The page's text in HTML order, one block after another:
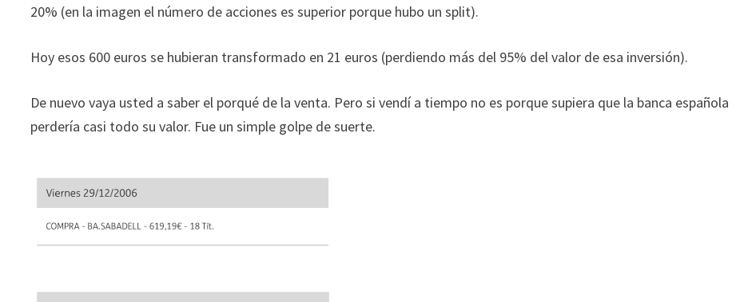
20% (en la imagen el número de acciones es superior porque hubo un split).
Hoy esos 600 euros se hubieran transformado en 21 euros (perdiendo más del 95% del valor de esa inversión).
De nuevo vaya usted a saber el porqué de la venta. Pero si vendí a tiempo no es porque supiera que la banca española
perdería casi todo su valor. Fue un simple golpe de suerte.